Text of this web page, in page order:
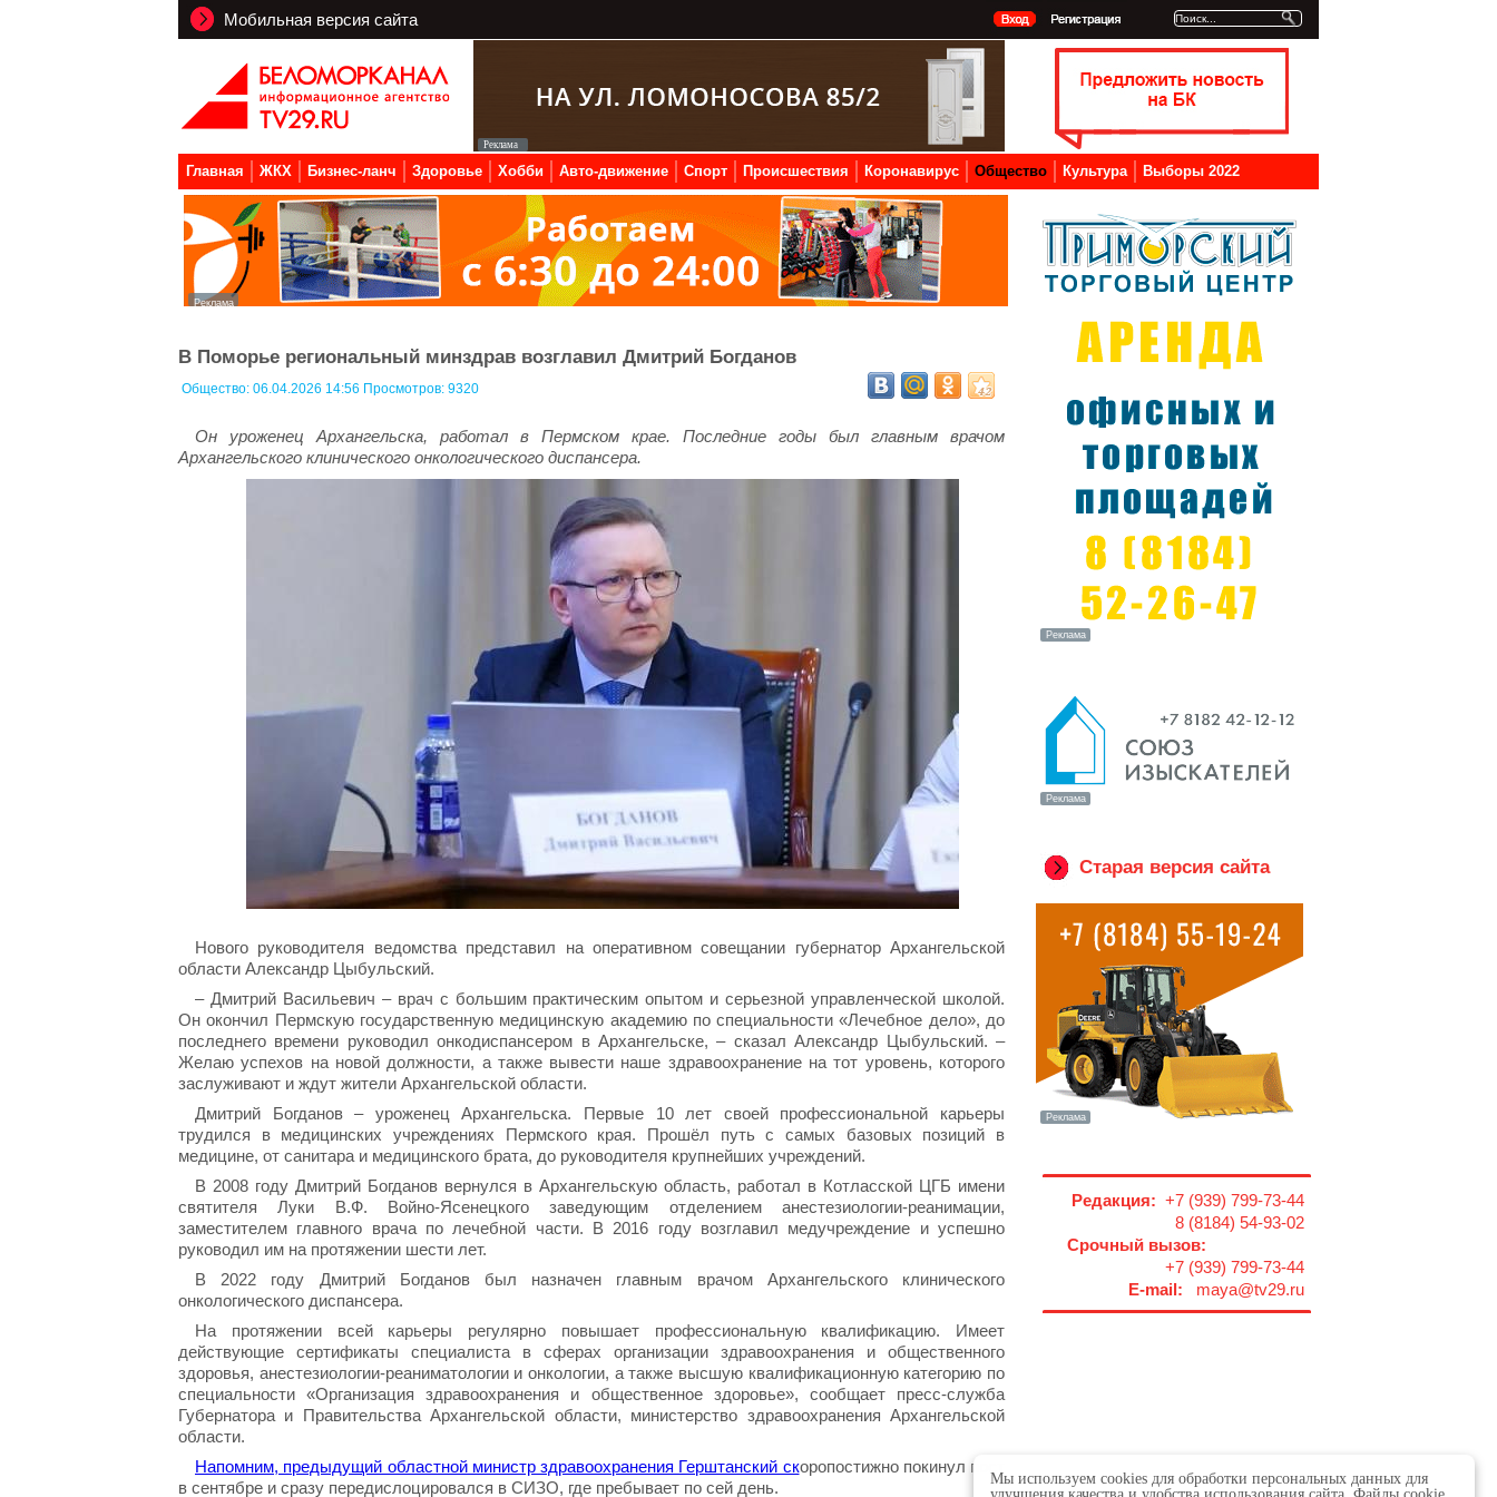
Мобильная версия сайта
Главная ЖКХ Бизнес-ланч Здоровье Хобби Авто-движение Спорт Происшествия Коронавирус Общество Культура Выборы 2022
В Поморье региональный минздрав возглавил Дмитрий Богданов
Общество: 06.04.2026 14:56 Просмотров: 9320
Он уроженец Архангельска, работал в Пермском крае. Последние годы был главным врачом
Архангельского клинического онкологического диспансера.
Нового руководителя ведомства представил на оперативном совещании губернатор Архангельской
области Александр Цыбульский.
– Дмитрий Васильевич – врач с большим практическим опытом и серьезной управленческой школой.
Он окончил Пермскую государственную медицинскую академию по специальности «Лечебное дело», до
последнего времени руководил онкодиспансером в Архангельске, – сказал Александр Цыбульский. –
Желаю успехов на новой должности, а также вывести наше здравоохранение на тот уровень, которого
заслуживают и ждут жители Архангельской области.
Дмитрий Богданов – уроженец Архангельска. Первые 10 лет своей профессиональной карьеры
трудился в медицинских учреждениях Пермского края. Прошёл путь с самых базовых позиций в
медицине, от санитара и медицинского брата, до руководителя крупнейших учреждений.
В 2008 году Дмитрий Богданов вернулся в Архангельскую область, работал в Котласской ЦГБ имени
святителя Луки В.Ф. Войно-Ясенецкого заведующим отделением анестезиологии-реанимации,
заместителем главного врача по лечебной части. В 2016 году возглавил медучреждение и успешно
руководил им на протяжении шести лет.
В 2022 году Дмитрий Богданов был назначен главным врачом Архангельского клинического
онкологического диспансера.
На протяжении всей карьеры регулярно повышает профессиональную квалификацию. Имеет
действующие сертификаты специалиста в сферах организации здравоохранения и общественного
здоровья, анестезиологии-реаниматологии и онкологии, а также высшую квалификационную категорию по
специальности «Организация здравоохранения и общественное здоровье», сообщает пресс-служба
Губернатора и Правительства Архангельской области, министерство здравоохранения Архангельской
области.
Напомним, предыдущий областной министр здравоохранения Герштанский скоропостижно покинул пост
в сентябре и сразу передислоцировался в СИЗО, где пребывает по сей день.
Старая версия сайта
Редакция: +7 (939) 799-73-44
8 (8184) 54-93-02
Срочный вызов:
+7 (939) 799-73-44
E-mail: maya@tv29.ru
Мы используем cookies для обработки персональных данных для